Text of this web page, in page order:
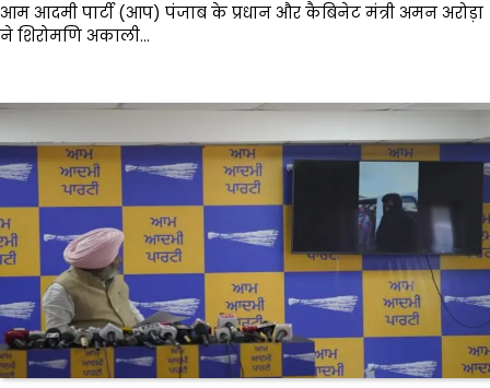
आम आदमी पार्टी (आप) पंजाब के प्रधान और कैबिनेट मंत्री अमन अरोड़ा
ने शिरोमणि अकाली…